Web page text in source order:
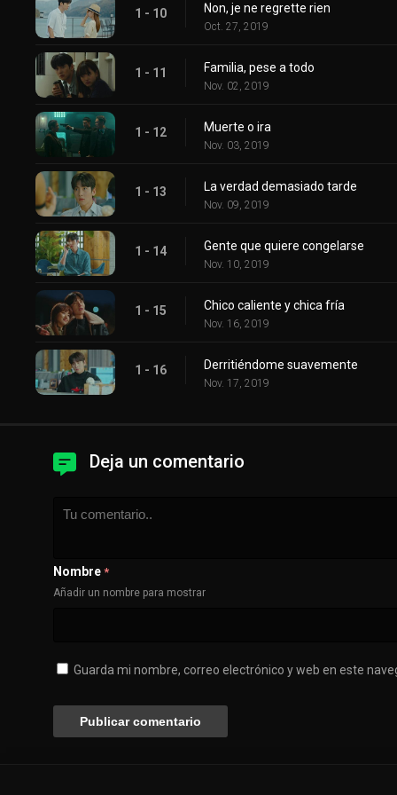
1 - 10 Non, je ne regrette rien
Oct. 27, 2019
1 - 11 Familia, pese a todo
Nov. 02, 2019
1 - 12 Muerte o ira
Nov. 03, 2019
1 - 13 La verdad demasiado tarde
Nov. 09, 2019
1 - 14 Gente que quiere congelarse
Nov. 10, 2019
1 - 15 Chico caliente y chica fría
Nov. 16, 2019
1 - 16 Derritiéndome suavemente
Nov. 17, 2019
Deja un comentario
Nombre *
Añadir un nombre para mostrar
Guarda mi nombre, correo electrónico y web en este